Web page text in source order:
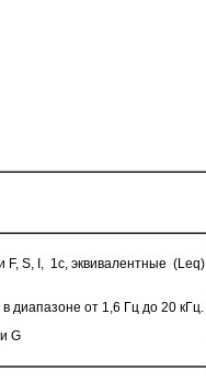
F, S, I, 1с, эквивалентные (Leq)
диапазоне от 1,6 Гц до 20 кГц.
G